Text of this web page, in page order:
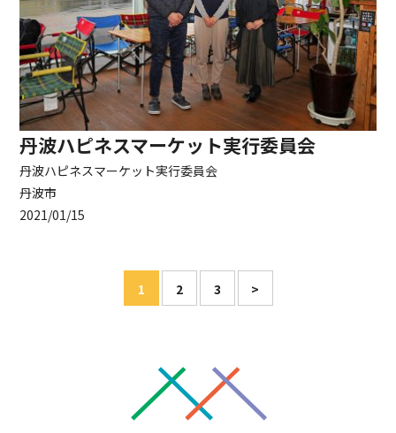
丹波ハピネスマーケット実行委員会
丹波ハピネスマーケット実行委員会
丹波市
2021/01/15
1 2 3 >